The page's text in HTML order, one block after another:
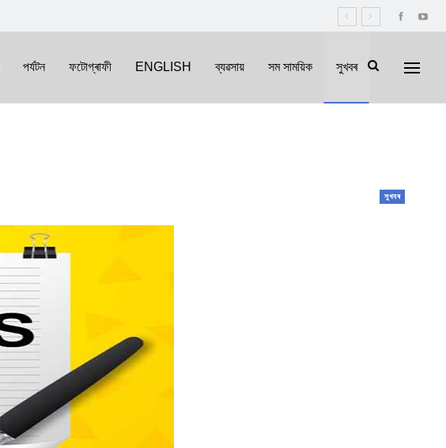
পৰ্যটন ফটোগ্ৰাফী ENGLISH ব্যৱসায় সম সাময়িক সুখবৰ
সুখবৰ